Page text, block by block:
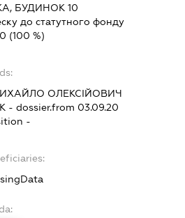
БУДИНОК 10
до статутного фонду
(100 %)
ОЛЕКСІЙОВИЧ
- dossier.from 03.09.20
-